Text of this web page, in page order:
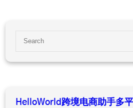
a
h
HelloWorld跨境电商助手多